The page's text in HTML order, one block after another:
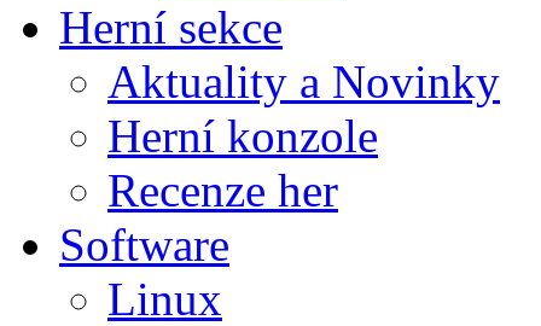
Herní sekce
Aktuality a Novinky
Herní konzole
Recenze her
Software
Linux